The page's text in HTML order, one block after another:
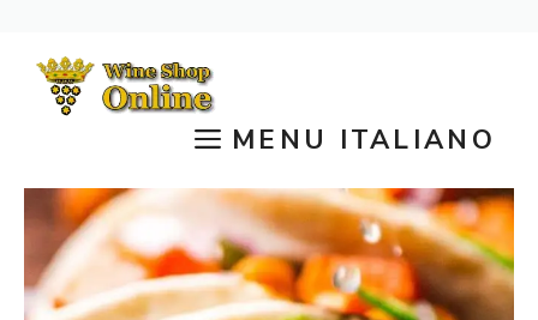
contenuto
MENU ITALIANO